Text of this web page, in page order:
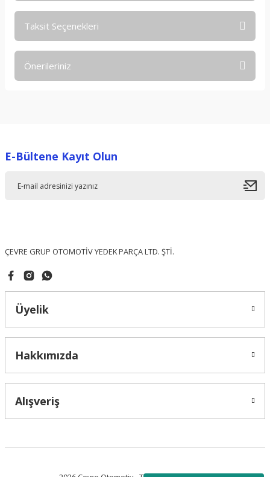
Taksit Seçenekleri
Önerileriniz
Ürün resmi kalitesiz, bozuk veya görüntülenemiyor.
E-Bültene Kayıt Olun
ÇEVRE GRUP OTOMOTİV YEDEK PARÇA LTD. ŞTİ.
Üyelik
Hakkımızda
Alışveriş